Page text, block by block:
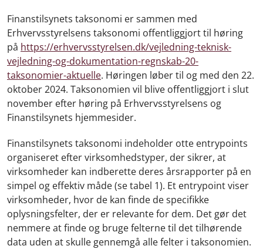
Finanstilsynets taksonomi er sammen med
Erhvervsstyrelsens taksonomi offentliggjort til høring
på https://erhvervsstyrelsen.dk/vejledning-teknisk-
vejledning-og-dokumentation-regnskab-20-
taksonomier-aktuelle. Høringen løber til og med den 22.
oktober 2024. Taksonomien vil blive offentliggjort i slut
november efter høring på Erhvervsstyrelsens og
Finanstilsynets hjemmesider.
Finanstilsynets taksonomi indeholder otte entrypoints
organiseret efter virksomhedstyper, der sikrer, at
virksomheder kan indberette deres årsrapporter på en
simpel og effektiv måde (se tabel 1). Et entrypoint viser
virksomheder, hvor de kan finde de specifikke
oplysningsfelter, der er relevante for dem. Det gør det
nemmere at finde og bruge felterne til det tilhørende
data uden at skulle gennemgå alle felter i taksonomien.